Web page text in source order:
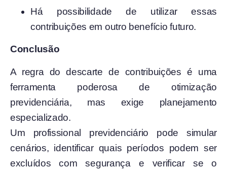
Há possibilidade de utilizar essas
contribuições em outro benefício futuro.
Conclusão
A regra do descarte de contribuições é uma
ferramenta poderosa de otimização
previdenciária, mas exige planejamento
especializado.
Um profissional previdenciário pode simular
cenários, identificar quais períodos podem ser
excluídos com segurança e verificar se o